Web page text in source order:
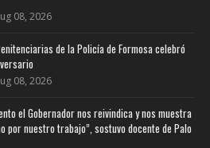
08, 2026
de la Policía de Formosa celebró
08, 2026
el Gobernador nos reivindica y nos muestra
por nuestro trabajo”, sostuvo docente de Palo